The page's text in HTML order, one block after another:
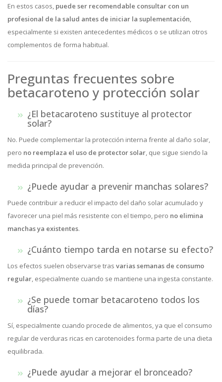
En estos casos, puede ser recomendable consultar con un
profesional de la salud antes de iniciar la suplementación,
especialmente si existen antecedentes médicos o se utilizan otros
complementos de forma habitual.
Preguntas frecuentes sobre
betacaroteno y protección solar
¿El betacaroteno sustituye al protector
solar?
No. Puede complementar la protección interna frente al daño solar,
pero no reemplaza el uso de protector solar, que sigue siendo la
medida principal de prevención.
¿Puede ayudar a prevenir manchas solares?
Puede contribuir a reducir el impacto del daño solar acumulado y
favorecer una piel más resistente con el tiempo, pero no elimina
manchas ya existentes.
¿Cuánto tiempo tarda en notarse su efecto?
Los efectos suelen observarse tras varias semanas de consumo
regular, especialmente cuando se mantiene una ingesta constante.
¿Se puede tomar betacaroteno todos los
días?
Sí, especialmente cuando procede de alimentos, ya que el consumo
regular de verduras ricas en carotenoides forma parte de una dieta
equilibrada.
¿Puede ayudar a mejorar el bronceado?